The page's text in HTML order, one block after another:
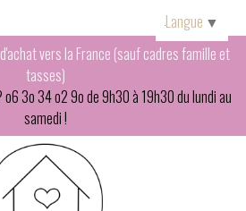
vers la France (sauf cadres famille et
tasses)
3o 34 o2 9o de 9h30 à 19h30 du lundi au
samedi !
Langue ▼